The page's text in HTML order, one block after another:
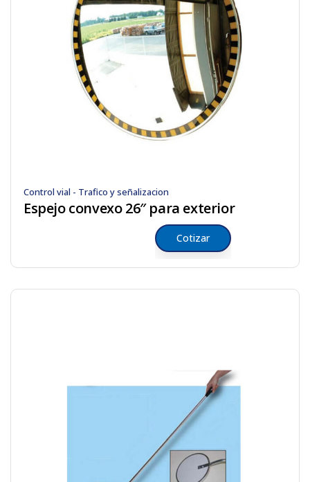
Control vial - Trafico y señalizacion
Espejo convexo 26″ para exterior
Cotizar